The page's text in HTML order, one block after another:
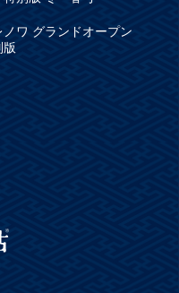
ノワ グランドオープン
版